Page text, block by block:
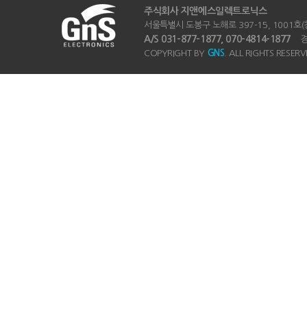
주식회사 지앤에스일렉트로닉스
서울특별시 도봉구 노해로 397-15,
A/S 031-877-1877, 070-4814-1877경
COPYRIGHT BY GNS . ALL RIGHTS